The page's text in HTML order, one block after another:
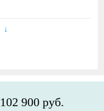
102 900 руб.